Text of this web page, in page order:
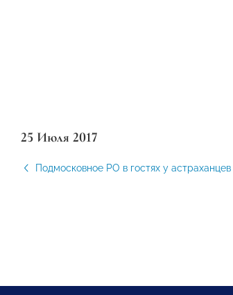
25 Июля 2017
Подмосковное РО в гостях у астраханцев